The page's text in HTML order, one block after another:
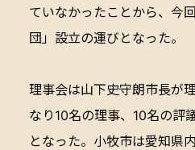
ていなかったことから、今
団」設立の運びとなった。
理事会は山下史守朗市長が
なり10名の理事、10名の評
となった。小牧市は愛知県